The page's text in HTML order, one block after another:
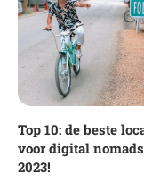
Top 10: de beste
voor digital
2023!